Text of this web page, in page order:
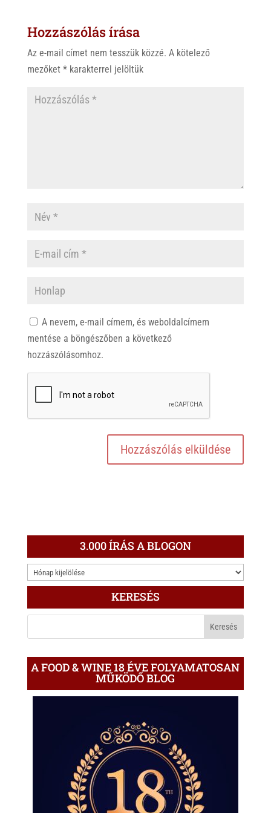
A
p
o
k
Hozzászólás írása
Az e-mail címet nem tesszük közzé. A kötelező
mezőket *karakterrel jelöltük
A nevem, e-mail címem, és weboldalcímem
mentése a böngészőben a következő
hozzászólásomhoz.
3.000 ÍRÁS A BLOGON
3.000
ÍRÁS
KERESÉS
A FOOD & WINE 18 ÉVE FOLYAMATOSAN
MŰKÖDŐ BLOG